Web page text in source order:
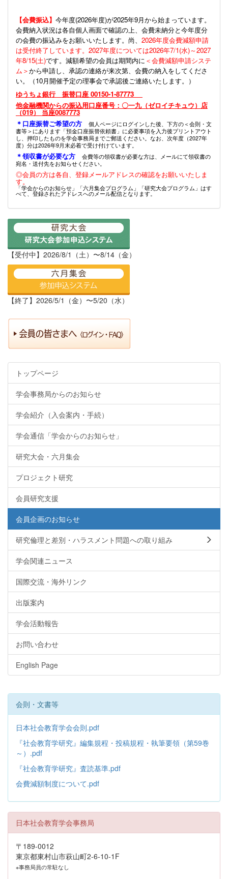
【会費振込】 今年度(2026年度)が2025年9月から始まっています。
会費納入状況は各自個人画面で確認の上、会費未納分と今年度分
の会費の振込みをお願いいたします。尚、 2026年度会費減額申請
は受付終了しています。2027年度については2026年7/1(水)～2027
年8/15(土)です。減額希望の会員は期間内に ＜会費減額申請システ
ム＞から申請し、承認の連絡が来次第、会費の納入をしてくださ
い。（10月開催予定の理事会で承認後ご連絡いたします。）
ゆうちょ銀行 振替口座 00150-1-87773
他金融機関からの振込用口座番号：〇一九（ゼロイチキュウ）店
（019） 当座0087773
＊口座振替ご希望の方
個人ページにログインした後、下方の＜会則・文
書等＞にあります「預金口座振替依頼書」に必要事項を入力後プリントアウト
し、押印したものを学会事務局までご郵送ください。なお、次年度（2027年
度）分は2026年9月末必着で受け付けています。
＊領収書が必要な方
会費等の領収書が必要な方は、メールにて領収書の
宛名・送付先をお知らせください。
◎会員の方は各自、登録メールアドレスの確認をお願いいたしま
す。
「学会からのお知らせ」「六月集会プログラム」「研究大会プログラム」はす
べて、登録されたアドレスへのメール配信となります。
【受付中】2026/8/1（土）〜8/14（金）
【終了】2026/5/1（金）〜5/20（水）
トップページ
学会事務局からのお知らせ
学会紹介（入会案内・手続）
学会通信「学会からのお知らせ」
研究大会・六月集会
プロジェクト研究
会員研究支援
会員企画のお知らせ
研究倫理と差別・ハラスメント問題への取り組み
学会関連ニュース
国際交流・海外リンク
出版案内
学会活動報告
お問い合わせ
English Page
会則・文書等
日本社会教育学会会則.pdf
『社会教育学研究』編集規程・投稿規程・執筆要領（第59巻
～）.pdf
『社会教育学研究』査読基準.pdf
会費減額制度について.pdf
日本社会教育学会事務局
〒189-0012
東京都東村山市萩山町2-6-10-1F
※事務局員の常駐なし